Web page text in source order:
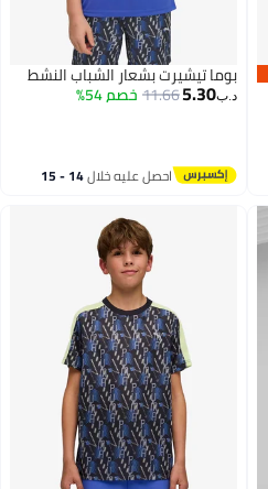
بوما تيشيرت بشعار الشباب النشط
د.ب‏5.30
11.66خصم 54%
احصل عليه خلال 14 - 15